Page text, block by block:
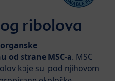
ribolova
od strane MSC-a. MSC
koje su pod njihovom